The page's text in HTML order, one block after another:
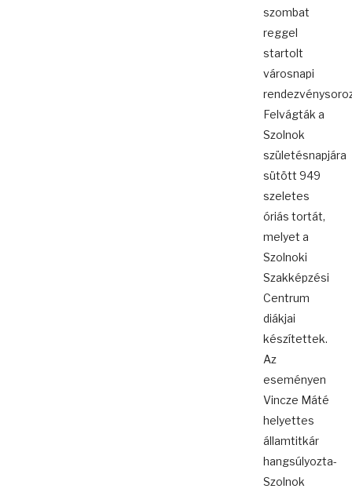
szombat
reggel
startolt
városnapi
Felvágták a
Szolnok
születésnapjára
sütött 949
szeletes
óriás tortát,
melyet a
Szolnoki
Szakképzési
Centrum
diákjai
készítettek.
Az
eseményen
Vincze Máté
helyettes
államtitkár
hangsúlyozta-
Szolnok